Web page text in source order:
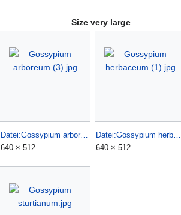
Size very large
Datei:Gossypium arboreum (3).jpg
640 × 512
Datei:Gossypium herbaceum (1).jpg
640 × 512